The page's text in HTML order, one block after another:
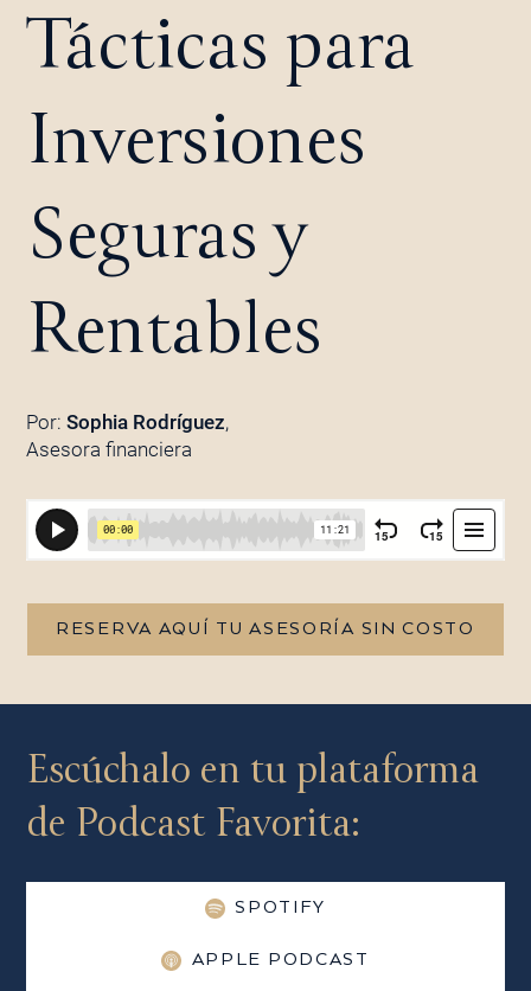
Tácticas para
Inversiones
Seguras y
Rentables
Por: Sophia Rodríguez,
Asesora financiera
RESERVA AQUÍ TU ASESORÍA SIN COSTO
Escúchalo en tu plataforma
de Podcast Favorita:
SPOTIFY
APPLE PODCAST